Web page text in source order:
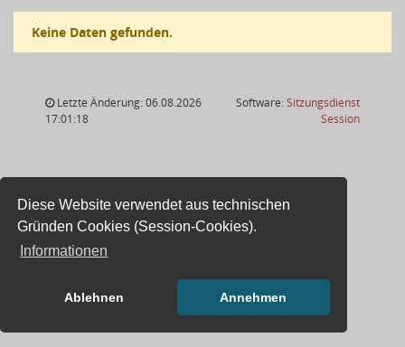
Diese Website verwendet aus technischen
Gründen Cookies (Session-Cookies).
Informationen
Ablehnen Annehmen
Keine Daten gefunden.
Letzte Änderung: 06.08.2026
17:01:18
Software:Sitzungsdienst
Session(Wird in